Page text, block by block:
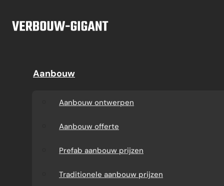
Aanbouw
Aanbouw offerte
Prefab aanbouw
prijzen Prefab dakkapel
Aanbouw
Aanbouw ontwerpen
Aanbouw offerte
Prefab aanbouw prijzen
Traditionele aanbouw prijzen